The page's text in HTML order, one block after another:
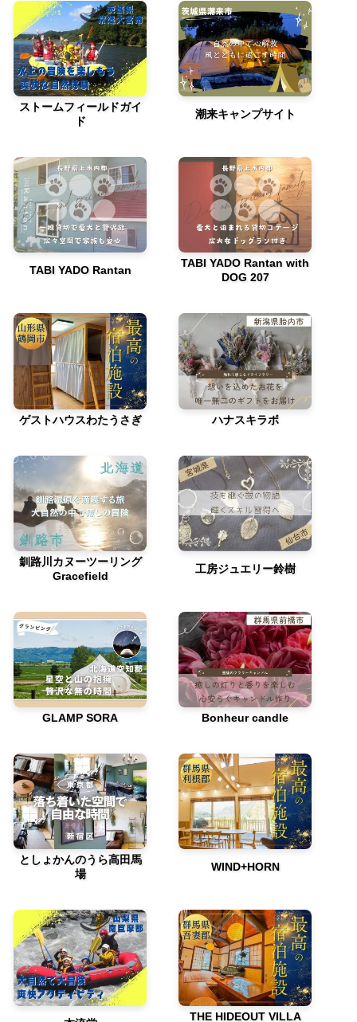
ストームフィールドガイ
ド
潮来キャンプサイト
TABI YADO Rantan
TABI YADO Rantan with
DOG 207
ゲストハウスわたうさぎ ハナスキラボ
釧路川カヌーツーリング
Gracefield
工房ジュエリー鈴樹
GLAMP SORA Bonheur candle
としょかんのうら高田馬
場
WIND+HORN
THE HIDEOUT VILLA